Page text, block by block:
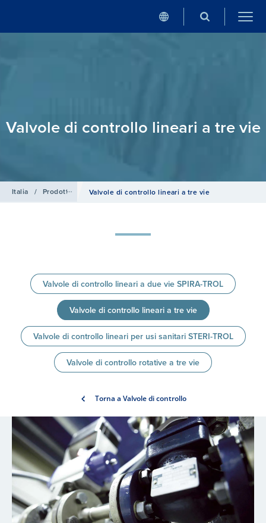
Valvole di controllo lineari a tre vie
Italia / Prodotti Valvole di controllo, di regolazione e di sicurezza
Valvole di controllo lineari a tre vie
Valvole di controllo lineari a due vie SPIRA-TROL
Valvole di controllo lineari a tre vie
Valvole di controllo lineari per usi sanitari STERI-TROL
Valvole di controllo rotative a tre vie
Torna a Valvole di controllo